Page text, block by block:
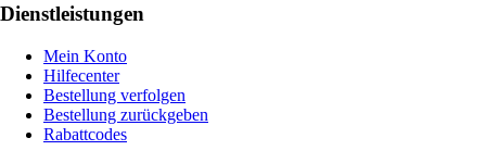
Dienstleistungen
Mein Konto
Hilfecenter
Bestellung verfolgen
Bestellung zurückgeben
Rabattcodes